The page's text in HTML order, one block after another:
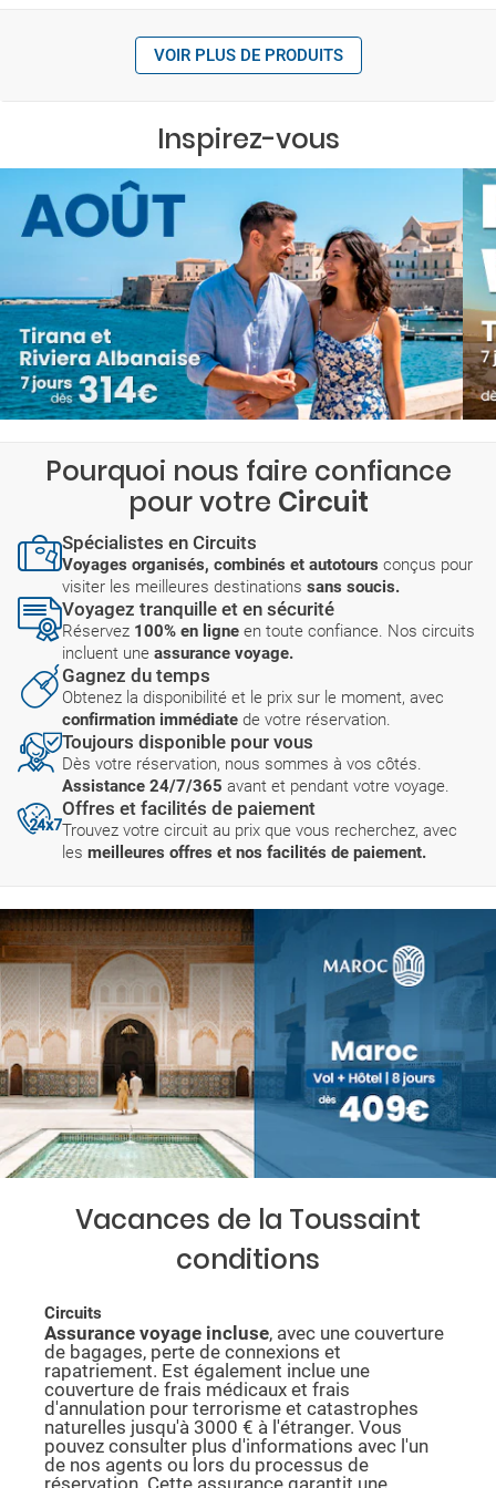
VOIR PLUS DE PRODUITS
Inspirez-vous
Pourquoi nous faire confiance
pour votre Circuit
Spécialistes en Circuits
Voyages organisés, combinés et autotours conçus pour
visiter les meilleures destinations sans soucis.
Voyagez tranquille et en sécurité
Réservez 100% en ligne en toute confiance. Nos circuits
incluent une assurance voyage.
Gagnez du temps
Obtenez la disponibilité et le prix sur le moment, avec
confirmation immédiate de votre réservation.
Toujours disponible pour vous
Dès votre réservation, nous sommes à vos côtés.
Assistance 24/7/365 avant et pendant votre voyage.
Offres et facilités de paiement
Trouvez votre circuit au prix que vous recherchez, avec
les meilleures offres et nos facilités de paiement.
Vacances de la Toussaint
conditions
Circuits
Assurance voyage incluse, avec une couverture
de bagages, perte de connexions et
rapatriement. Est également inclue une
couverture de frais médicaux et frais
d'annulation pour terrorisme et catastrophes
naturelles jusqu'à 3000 € à l'étranger. Vous
pouvez consulter plus d'informations avec l'un
de nos agents ou lors du processus de